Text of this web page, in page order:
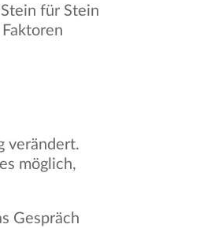
für Stein
verändert.
möglich,
Gespräch